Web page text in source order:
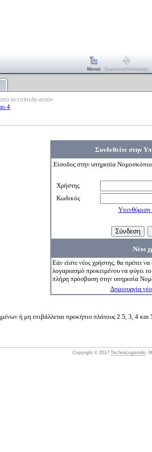
Μενού Εμφάνιση/απόκρυψη